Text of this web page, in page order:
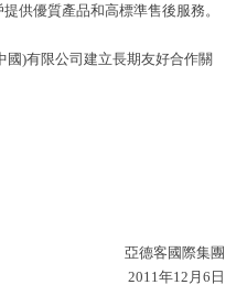
供優質產品和高標準售後服務。
)有限公司建立長期友好合作關
亞德客國際集團
年12月6日